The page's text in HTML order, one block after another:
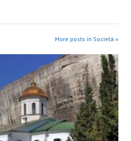
More posts in Società »